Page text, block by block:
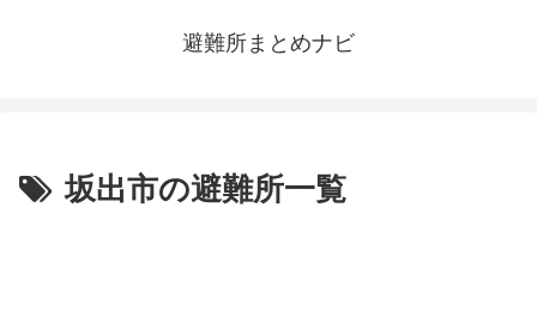
避難所まとめナビ
坂出市の避難所一覧